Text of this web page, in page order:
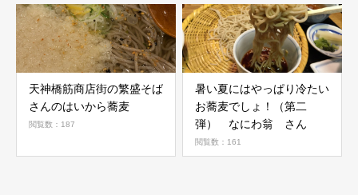
天神橋筋商店街の繁盛そば
さんのはいから蕎麦
閲覧数：187
暑い夏にはやっぱり冷たい
お蕎麦でしょ！（第二
弾） なにわ翁 さん
閲覧数：161